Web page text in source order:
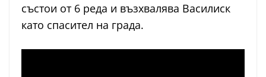
състои от 6 реда и възхвалява Василиск
като спасител на града.